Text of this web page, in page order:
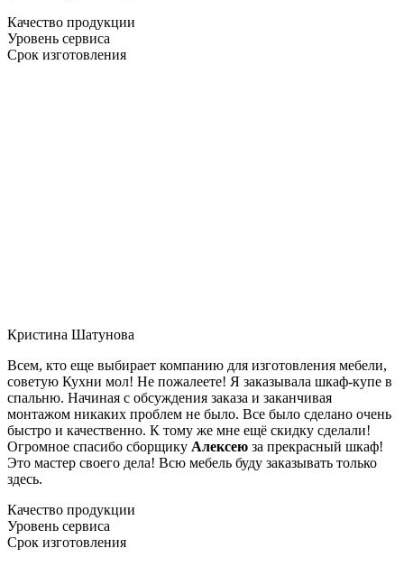
Качество продукции
Уровень сервиса
Срок изготовления
Кристина Шатунова
Всем, кто еще выбирает компанию для изготовления мебели,
советую Кухни мол! Не пожалеете! Я заказывала шкаф-купе в
спальню. Начиная с обсуждения заказа и заканчивая
монтажом никаких проблем не было. Все было сделано очень
быстро и качественно. К тому же мне ещё скидку сделали!
Огромное спасибо сборщику Алексею за прекрасный шкаф!
Это мастер своего дела! Всю мебель буду заказывать только
здесь.
Качество продукции
Уровень сервиса
Срок изготовления